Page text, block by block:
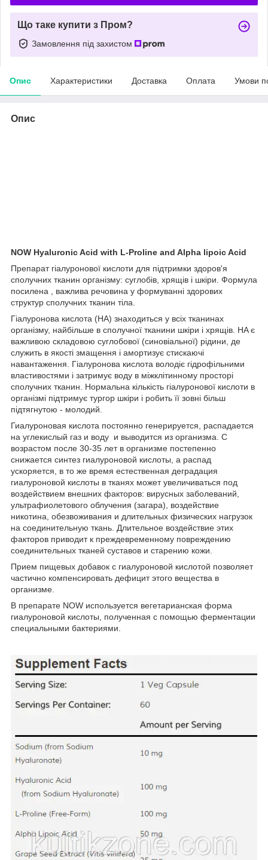
Що таке купити з Пром?
Замовлення під захистом
Опис Характеристики Доставка Оплата Умови
Опис
NOW Hyaluronic Acid with L-Proline and Alpha lipoic Acid
Препарат гіалуронової кислоти для підтримки здоров'я
сполучних тканин організму: суглобів, хрящів і шкіри. Формула
посилена , важлива речовина у формуванні здорових
структур сполучних тканин тіла.
Гіалуронова кислота (HA) знаходиться у всіх тканинах
організму, найбільше в сполучної тканини шкіри і хрящів. HA є
важливою складовою суглобової (синовіальної) рідини, де
служить в якості змащення і амортизує стискаючі
навантаження. Гіалуронова кислота володіє гідрофільними
властивостями і затримує воду в міжклітинному просторі
сполучних тканин. Нормальна кількість гіалуронової кислоти в
організмі підтримує тургор шкіри і робить її зовні більш
підтягнутою - молодий.
Гиалуроновая кислота постоянно генерируется, распадается
на углекислый газ и воду и выводится из организма. С
возрастом после 30-35 лет в организме постепенно
снижается синтез гиалуроновой кислоты, а распад
ускоряется, в то же время естественная деградация
гиалуроновой кислоты в тканях может увеличиваться под
воздействием внешних факторов: вирусных заболеваний,
ультрафиолетового облучения (загара), воздействие
никотина, обезвоживания и длительных физических нагрузок
на соединительную ткань. Длительное воздействие этих
факторов приводит к преждевременному повреждению
соединительных тканей суставов и старению кожи.
Прием пищевых добавок с гиалуроновой кислотой позволяет
частично компенсировать дефицит этого вещества в
организме.
В препарате NOW используется вегетарианская форма
гиалуроновой кислоты, полученная с помощью ферментации
специальными бактериями.